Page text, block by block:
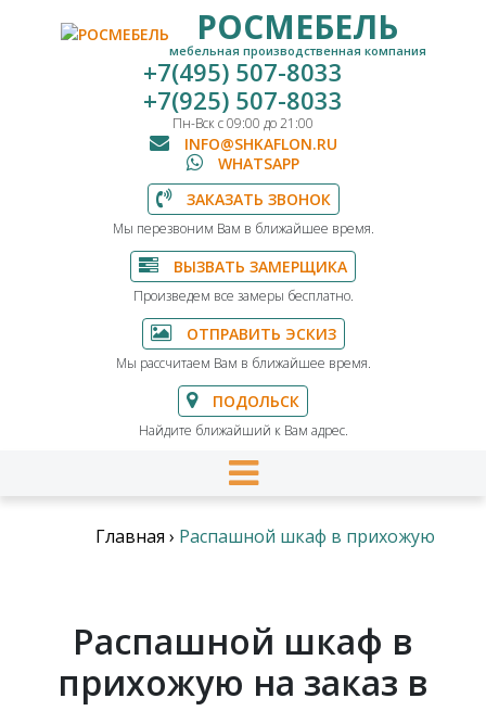
РОСМЕБЕЛЬ
мебельная производственная компания
+7(495) 507-8033
+7(925) 507-8033
Пн-Вск с 09:00 до 21:00
INFO@SHKAFLON.RU
WHATSAPP
ЗАКАЗАТЬ ЗВОНОК
Мы перезвоним Вам в ближайшее время.
ВЫЗВАТЬ ЗАМЕРЩИКА
Произведем все замеры бесплатно.
ОТПРАВИТЬ ЭСКИЗ
Мы рассчитаем Вам в ближайшее время.
ПОДОЛЬСК
Найдите ближайший к Вам адрес.
Главная › Распашной шкаф в прихожую
Распашной шкаф в
прихожую на заказ в